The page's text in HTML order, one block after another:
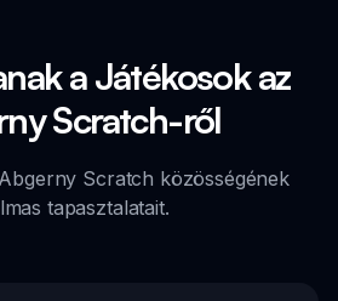
a Játékosok az
Scratch-ről
Scratch közösségének
tapasztalatait.